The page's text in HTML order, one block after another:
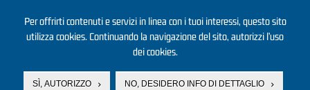
Per offrirti contenuti e servizi in linea con i tuoi interessi, questo sito
utilizza cookies. Continuando la navigazione del sito, autorizzi l’uso
dei cookies.
SÌ, AUTORIZZO NO, DESIDERO INFO DI DETTAGLIO